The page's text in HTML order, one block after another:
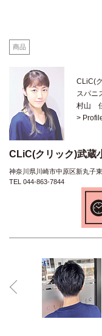
商品
CLiC(
スパニ
村山
>
CLiC(クリック)武蔵
神奈川県川崎市中原区新丸子
TEL 044-863-7844